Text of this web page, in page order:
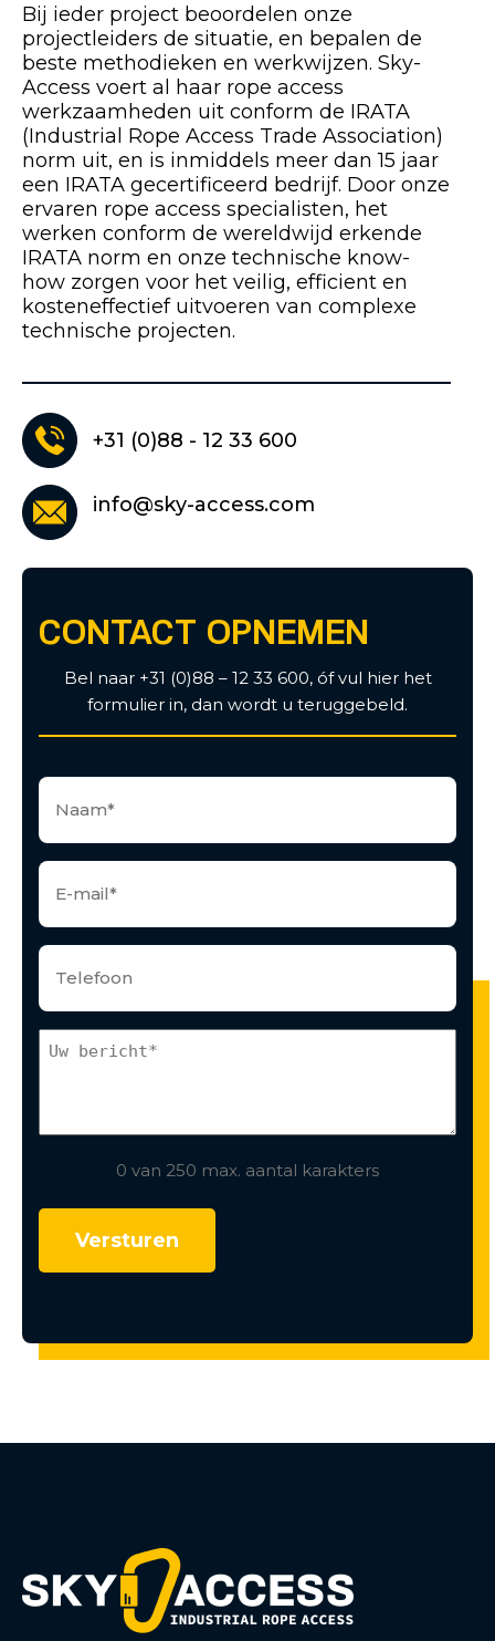
Bij ieder project beoordelen onze
projectleiders de situatie, en bepalen de
beste methodieken en werkwijzen. Sky-
Access voert al haar rope access
werkzaamheden uit conform de IRATA
(Industrial Rope Access Trade Association)
norm uit, en is inmiddels meer dan 15 jaar
een IRATA gecertificeerd bedrijf. Door onze
ervaren rope access specialisten, het
werken conform de wereldwijd erkende
IRATA norm en onze technische know-
how zorgen voor het veilig, efficient en
kosteneffectief uitvoeren van complexe
technische projecten.
+31 (0)88 - 12 33 600
info@sky-access.com
CONTACT OPNEMEN
Bel naar +31 (0)88 – 12 33 600, óf vul hier het
formulier in, dan wordt u teruggebeld.
0 van 250 max. aantal karakters